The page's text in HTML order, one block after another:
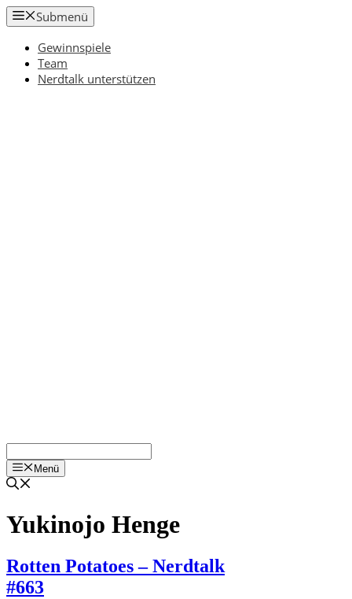
Zum
Inhalt
springen
Submenü
Gewinnspiele
Team
Nerdtalk unterstützen
Menü
Yukinojo Henge
Rotten Potatoes – Nerdtalk
#663